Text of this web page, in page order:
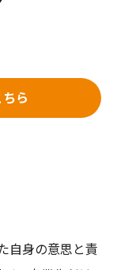
ら
自身の意思と責